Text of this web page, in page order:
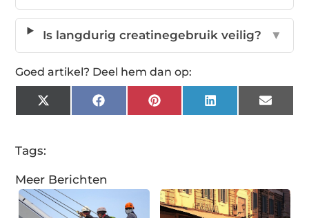
Is langdurig creatinegebruik veilig? ▼
Goed artikel? Deel hem dan op:
X
(Twitter)
FacebookPinterestLinkedInEmail
Tags:
Meer Berichten